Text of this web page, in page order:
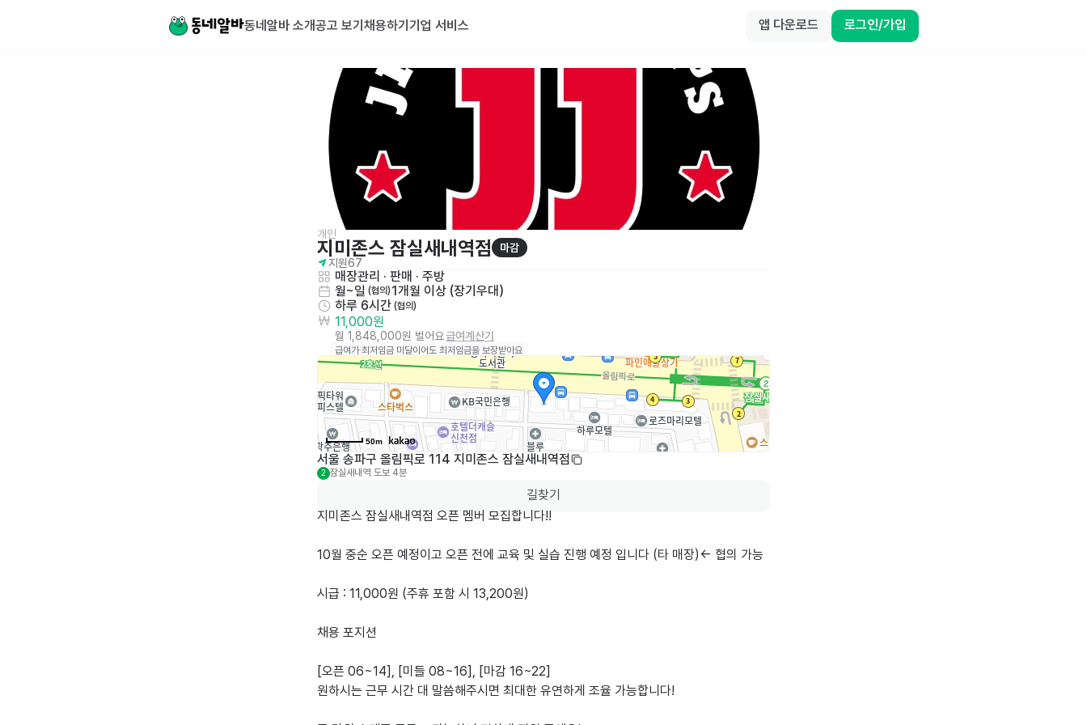
동네알바 소개공고 보기 채용하기 기업 서비스 앱 다운로드 로그인/가입
개인
지미존스 잠실새내역점
마감
지원67
매장관리 · 판매 · 주방
월~일 (협의) 1개월 이상 (장기우대)
하루 6시간 (협의)
11,000원
월 1,848,000원 벌어요급여계산기
급여가 최저임금 미달이어도 최저임금을 보장받아요
50m
서울 송파구 올림픽로 114 지미존스 잠실새내역점
2 잠실새내역 도보 4분
길찾기
지미존스 잠실새내역점 오픈 멤버 모집합니다!!
10월 중순 오픈 예정이고 오픈 전에 교육 및 실습 진행 예정 입니다 (타 매장)<- 협의 가능
시급 : 11,000원 (주휴 포함 시 13,200원)
채용 포지션
[오픈 06~14], [미들 08~16], [마감 16~22]
원하시는 근무 시간 대 말씀해주시면 최대한 유연하게 조율 가능합니다!